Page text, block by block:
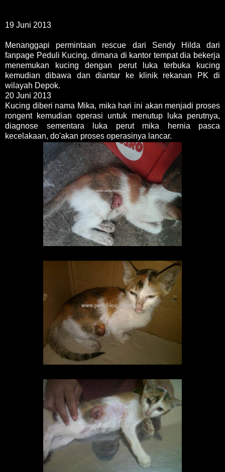
19 Juni 2013
Menanggapi permintaan rescue dari Sendy Hilda dari
fanpage Peduli Kucing, dimana di kantor tempat dia bekerja
menemukan kucing dengan perut luka terbuka kucing
kemudian dibawa dan diantar ke klinik rekanan PK di
wilayah Depok.
20 Juni 2013
Kucing diberi nama Mika, mika hari ini akan menjadi proses
rongent kemudian operasi untuk menutup luka perutnya,
diagnose sementara luka perut mika hernia pasca
kecelakaan, do'akan proses operasinya lancar.